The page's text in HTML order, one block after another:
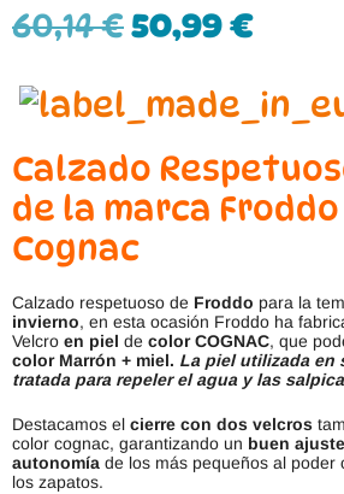
60,14€50,99€
Calzado
de la marca
Cognac
Calzado respetuoso de Froddo para la
invierno, en esta ocasión Froddo ha
Velcro en piel de color COGNAC, que
color Marrón + miel. La piel utilizada en
tratada para repeler el agua y las
Destacamos el cierre con dos velcros
color cognac, garantizando un buen
autonomía de los más pequeños al poder
los zapatos.